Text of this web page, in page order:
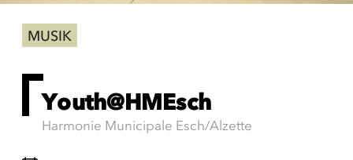
MUSIK
Youth@HMEsch
Harmonie Municipale Esch/Alzette